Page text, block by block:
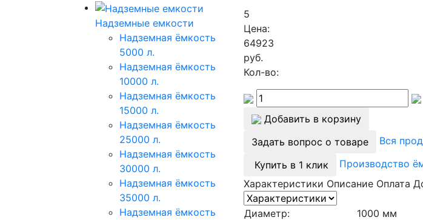
Надземные емкости
Надземная ёмкость
5000 л.
Надземная ёмкость
10000 л.
Надземная ёмкость
15000 л.
Надземная ёмкость
25000 л.
Надземная ёмкость
30000 л.
Надземная ёмкость
35000 л.
Надземная ёмкость
5
Цена:
64923
руб.
Кол-во:
Добавить в корзину
Задать вопрос о товаре
Вся
Купить в 1 клик
Производство
Характеристики Описание Оплата
Диаметр:
1000 мм